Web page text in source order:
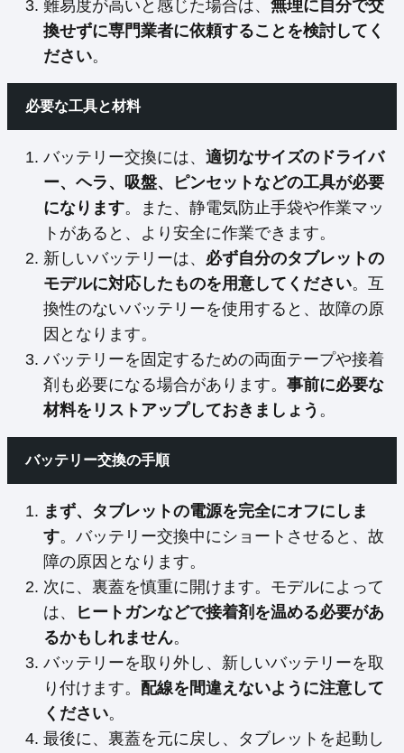
難易度が高いと感じた場合は、 無理に自分で交
換せずに専門業者に依頼することを検討してく
ださい。
必要な工具と材料
バッテリー交換には、 適切なサイズのドライバ
ー、ヘラ、吸盤、ピンセットなどの工具が必要
になります。また、静電気防止手袋や作業マッ
トがあると、より安全に作業できます。
新しいバッテリーは、 必ず自分のタブレットの
モデルに対応したものを用意してください。互
換性のないバッテリーを使用すると、故障の原
因となります。
バッテリーを固定するための両面テープや接着
剤も必要になる場合があります。 事前に必要な
材料をリストアップしておきましょう 。
バッテリー交換の手順
まず、タブレットの電源を完全にオフにしま
す。バッテリー交換中にショートさせると、故
障の原因となります。
次に、裏蓋を慎重に開けます。モデルによって
は、
ヒートガンなどで接着剤を温める必要があ
るかもしれません。
バッテリーを取り外し、新しいバッテリーを取
り付けます。 配線を間違えないように注意して
ください。
最後に、裏蓋を元に戻し、タブレットを起動し